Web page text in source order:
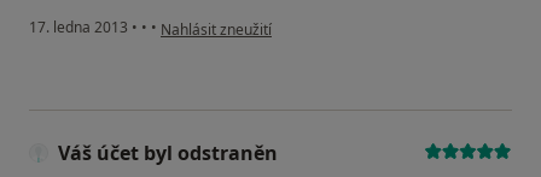
17. ledna 2013 • • • podle názoru uživatele Váš účet byl odstraněn
Nahlásit zneužití
Váš účet byl odstraněn